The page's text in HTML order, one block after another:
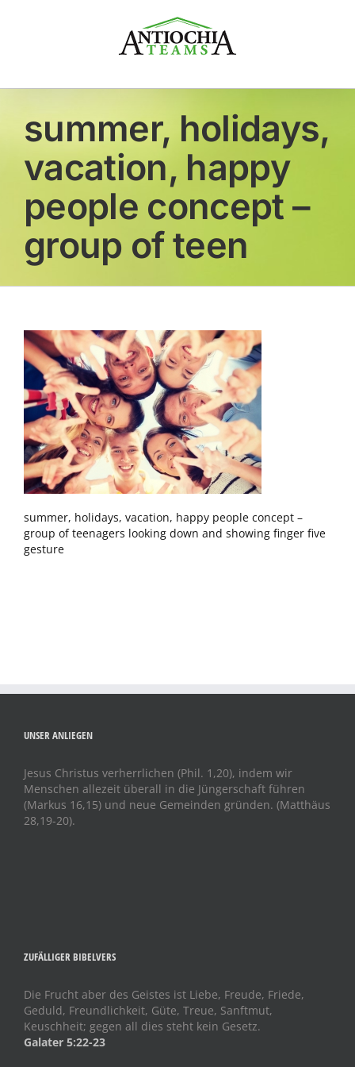
summer, holidays,
vacation, happy
people concept –
group of teen
summer, holidays, vacation, happy people concept –
group of teenagers looking down and showing finger five
gesture
UNSER ANLIEGEN
Jesus Christus verherrlichen (Phil. 1,20), indem wir
Menschen allezeit überall in die Jüngerschaft führen
(Markus 16,15) und neue Gemeinden gründen. (Matthäus
28,19-20).
ZUFÄLLIGER BIBELVERS
Die Frucht aber des Geistes ist Liebe, Freude, Friede,
Geduld, Freundlichkeit, Güte, Treue, Sanftmut,
Keuschheit; gegen all dies steht kein Gesetz.
Galater 5:22-23